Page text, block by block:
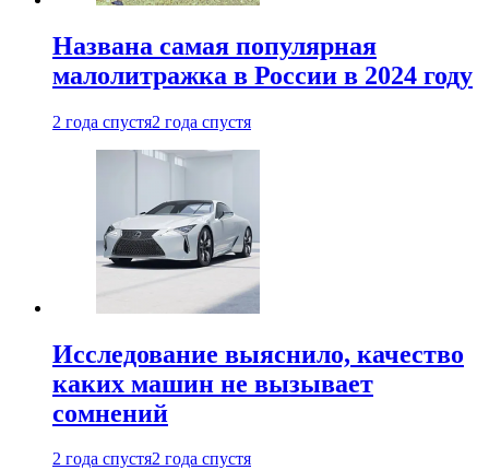
Названа самая популярная
малолитражка в России в 2024 году
2 года спустя2 года спустя
Исследование выяснило, качество
каких машин не вызывает
сомнений
2 года спустя2 года спустя